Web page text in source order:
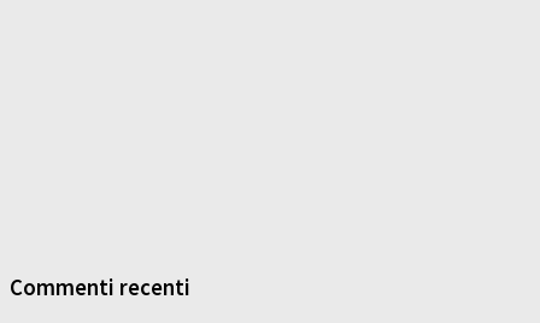
Commenti recenti